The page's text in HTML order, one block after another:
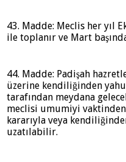
43. Madde: Meclis her yıl
ile toplanır ve Mart
44. Madde: Padişah
üzerine kendiliğinden
tarafından meydana
meclisi umumiyi
kararıyla veya
uzatılabilir.